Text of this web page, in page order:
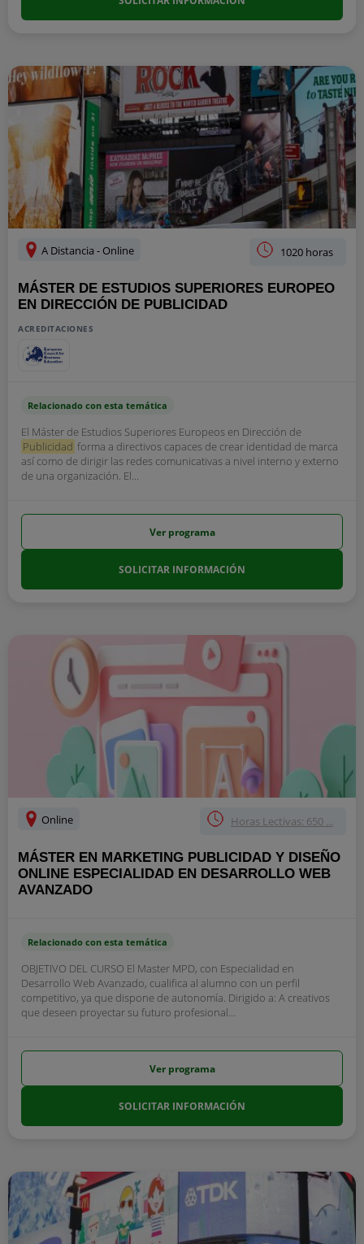
A Distancia - Online 1020 horas
MÁSTER DE ESTUDIOS SUPERIORES EUROPEO
EN DIRECCIÓN DE PUBLICIDAD
ACREDITACIONES
Relacionado con esta temática
El Máster de Estudios Superiores Europeos en Dirección de
Publicidad forma a directivos capaces de crear identidad de marca
así como de dirigir las redes comunicativas a nivel interno y externo
de una organización. El...
Ver programa
SOLICITAR INFORMACIÓN
Online Horas Lectivas: 650 ...
MÁSTER EN MARKETING PUBLICIDAD Y DISEÑO
ONLINE ESPECIALIDAD EN DESARROLLO WEB
AVANZADO
Relacionado con esta temática
OBJETIVO DEL CURSO El Master MPD, con Especialidad en
Desarrollo Web Avanzado, cualifica al alumno con un perfil
competitivo, ya que dispone de autonomía. Dirigido a: A creativos
que deseen proyectar su futuro profesional...
Ver programa
SOLICITAR INFORMACIÓN